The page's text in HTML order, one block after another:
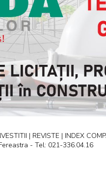
| REVISTE | INDEX
- Tel: 021-336.04.16